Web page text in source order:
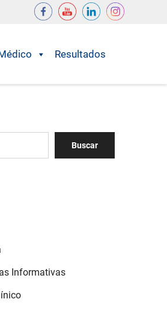
Resultados
Buscar
Informativas